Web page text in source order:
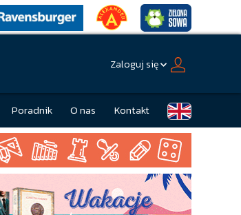
Zaloguj się
Poradnik O nas Kontakt